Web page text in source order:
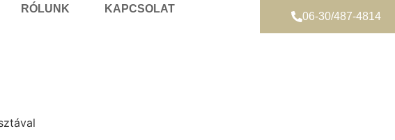
RÓLUNK KAPCSOLAT
06-30/487-4814